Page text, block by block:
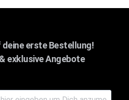
deine erste Bestellung!
exklusive Angebote